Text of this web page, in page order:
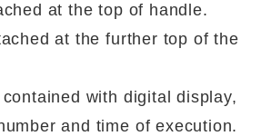
at the top of handle.
at the further top of the
with digital display,
and time of execution.